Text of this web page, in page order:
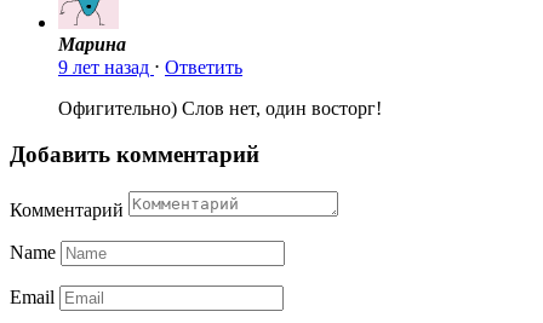
Марина
9 лет назад ⋅ Ответить
Офигительно) Слов нет, один восторг!
Добавить комментарий
Комментарий
Name
Email